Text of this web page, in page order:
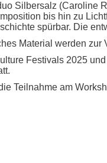
Silbersalz (Caroline
bis hin zu
spürbar. Die
Material werden zur
Festivals 2025
Teilnahme am